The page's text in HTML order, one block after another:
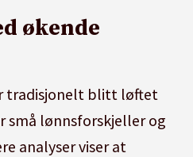
økende
tradisjonelt blitt løftet
små lønnsforskjeller og
analyser viser at